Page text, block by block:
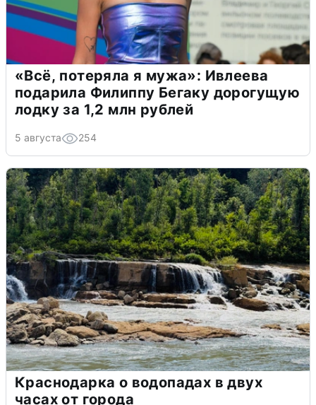
«Всё, потеряла я мужа»: Ивлеева
подарила Филиппу Бегаку дорогущую
лодку за 1,2 млн рублей
5 августа 254
Краснодарка о водопадах в двух
часах от города